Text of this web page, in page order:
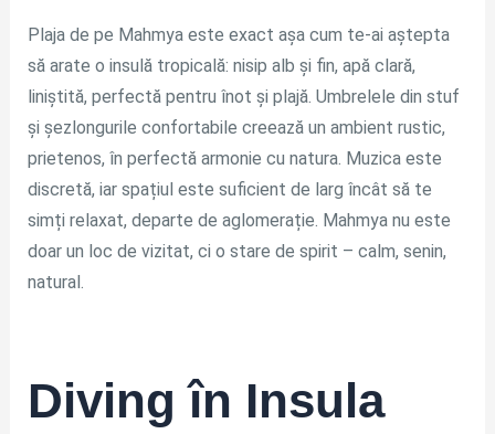
Plaja de pe Mahmya este exact așa cum te-ai aștepta
să arate o insulă tropicală: nisip alb și fin, apă clară,
liniștită, perfectă pentru înot și plajă. Umbrelele din stuf
și șezlongurile confortabile creează un ambient rustic,
prietenos, în perfectă armonie cu natura. Muzica este
discretă, iar spațiul este suficient de larg încât să te
simți relaxat, departe de aglomerație. Mahmya nu este
doar un loc de vizitat, ci o stare de spirit – calm, senin,
natural.
Diving în Insula